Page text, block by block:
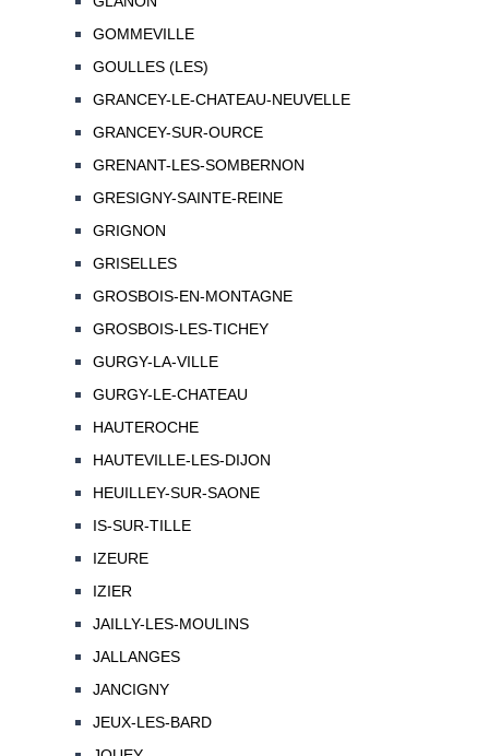
GOMMEVILLE
GOULLES (LES)
GRANCEY-LE-CHATEAU-NEUVELLE
GRANCEY-SUR-OURCE
GRENANT-LES-SOMBERNON
GRESIGNY-SAINTE-REINE
GRIGNON
GRISELLES
GROSBOIS-EN-MONTAGNE
GROSBOIS-LES-TICHEY
GURGY-LA-VILLE
GURGY-LE-CHATEAU
HAUTEROCHE
HAUTEVILLE-LES-DIJON
HEUILLEY-SUR-SAONE
IS-SUR-TILLE
IZEURE
IZIER
JAILLY-LES-MOULINS
JALLANGES
JANCIGNY
JEUX-LES-BARD